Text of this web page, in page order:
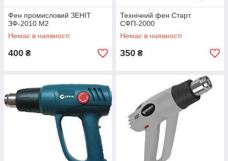
Фен промисловий ЗЕНІТ
ЗФ-2010 М2
Немає в наявності
400 ₴
Технічний фен Старт
СФП-2000
Немає в наявності
350 ₴